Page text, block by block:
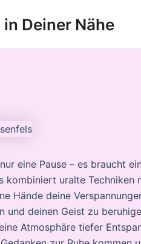
Deiner Nähe
eine Pause – es braucht
kombiniert uralte Techniken
Hände deine
und deinen Geist zu
Atmosphäre tiefer